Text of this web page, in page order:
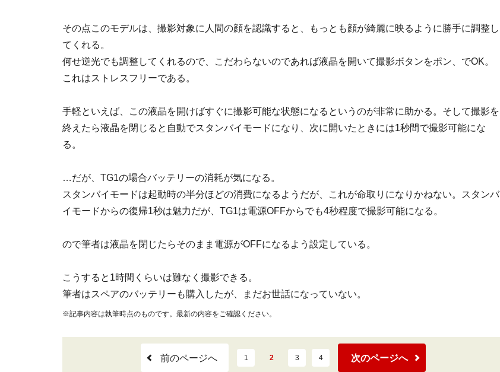
その点このモデルは、撮影対象に人間の顔を認識すると、もっとも顔が綺麗に映るように勝手に調整し
てくれる。
何せ逆光でも調整してくれるので、こだわらないのであれば液晶を開いて撮影ボタンをポン、でOK。
これはストレスフリーである。
手軽といえば、この液晶を開けばすぐに撮影可能な状態になるというのが非常に助かる。そして撮影を
終えたら液晶を閉じると自動でスタンバイモードになり、次に開いたときには1秒間で撮影可能にな
る。
…だが、TG1の場合バッテリーの消耗が気になる。
スタンバイモードは起動時の半分ほどの消費になるようだが、これが命取りになりかねない。スタンバ
イモードからの復帰1秒は魅力だが、TG1は電源OFFからでも4秒程度で撮影可能になる。
ので筆者は液晶を閉じたらそのまま電源がOFFになるよう設定している。
こうすると1時間くらいは難なく撮影できる。
筆者はスペアのバッテリーも購入したが、まだお世話になっていない。
※記事内容は執筆時点のものです。最新の内容をご確認ください。
前のページへ 1 2 3 4 次のページへ